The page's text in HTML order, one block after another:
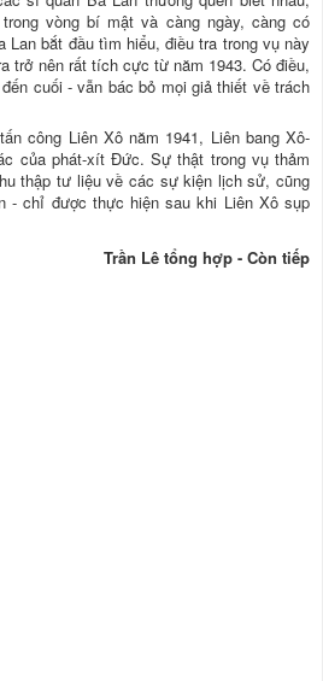
vòng bí mật và càng ngày, càng có
Lan bắt đầu tìm hiểu, điều tra trong vụ này
trở nên rất tích cực từ năm 1943. Có điều,
cuối - vẫn bác bỏ mọi giả thiết về trách
công Liên Xô năm 1941, Liên bang Xô-
của phát-xít Đức. Sự thật trong vụ thảm
thập tư liệu về các sự kiện lịch sử, cũng
- chỉ được thực hiện sau khi Liên Xô sụp
Trần Lê tổng hợp - Còn tiếp